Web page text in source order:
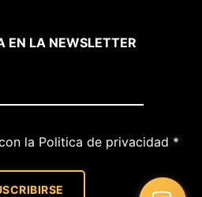
EN LA NEWSLETTER
la Politica de privacidad *